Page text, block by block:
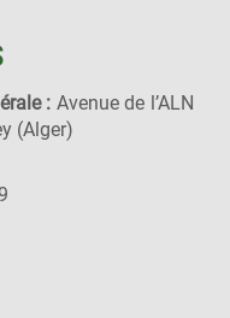
: Avenue de l’ALN
(Alger)